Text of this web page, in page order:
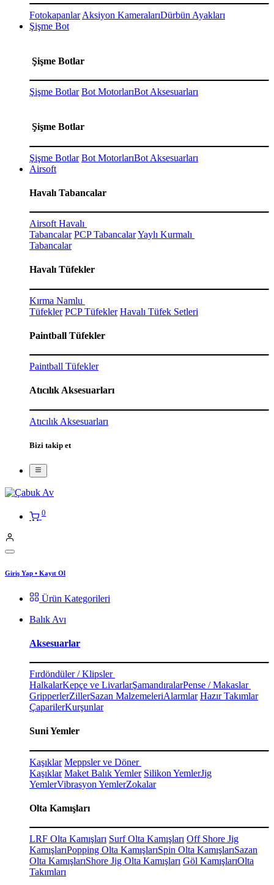
Fotokapanlar Aksiyon KameralarıDürbün Ayakları
Şişme Bot
Şişme Botlar
Şişme Botlar Bot MotorlarıBot Aksesuarları
Şişme Botlar
Şişme Botlar Bot MotorlarıBot Aksesuarları
Airsoft
Havalı Tabancalar
Airsoft Havalı
Tabancalar PCP TabancalarYaylı Kurmalı
Tabancalar
Havalı Tüfekler
Kırma Namlu
Tüfekler PCP Tüfekler Havalı Tüfek Setleri
Paintball Tüfekler
Paintball Tüfekler
Atıcılık Aksesuarları
Atıcılık Aksesuarları
Bizi takip et
0
Giriş Yap • Kayıt Ol
Ürün Kategorileri
Balık Avı
Aksesuarlar
Fırdöndüler / Klipsler
HalkalarKepçe ve LivarlarŞamandıralarPense / Makaslar
GripperlerZillerSazan MalzemeleriAlarmlar Hazır Takımlar
ÇaparilerKurşunlar
Suni Yemler
Kaşıklar Meppsler ve Döner
Kaşıklar Maket Balık Yemler Silikon YemlerJig
YemlerVibrasyon YemlerZokalar
Olta Kamışları
LRF Olta Kamışları Surf Olta Kamışları Off Shore Jig
KamışlarıPopping Olta KamışlarıSpin Olta KamışlarıSazan
Olta KamışlarıShore Jig Olta Kamışları Göl KamışlarıOlta
Takımları